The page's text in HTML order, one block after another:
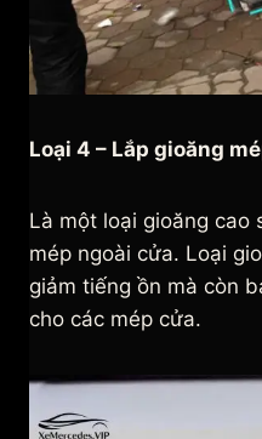
Loại 4 – Lắp gioăng
Là một loại gioăng cao
mép ngoài cửa. Loại
giảm tiếng ồn mà còn
cho các mép cửa.